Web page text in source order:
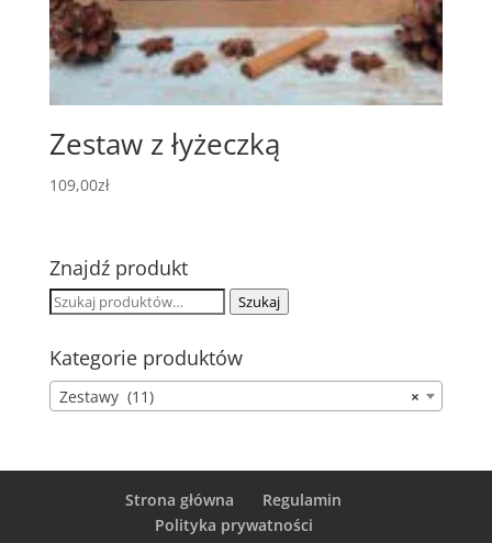
Zestaw z łyżeczką
109,00zł
Znajdź produkt
Szukaj: Szukaj
Kategorie produktów
×
Zestawy (11)
Strona główna
Regulamin
Polityka prywatności